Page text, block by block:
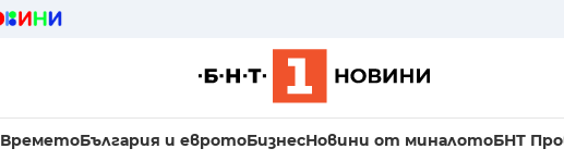
ВреметоБългария и евротоБизнесНовини от миналотоБНТ